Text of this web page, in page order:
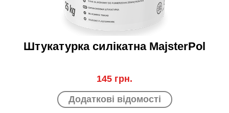
Штукатурка силікатна MajsterPol
145 грн.
Додаткові відомості